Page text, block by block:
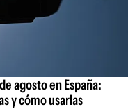
agosto en España:
y cómo usarlas